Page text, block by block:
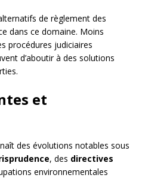
de règlement des
dans ce domaine. Moins
procédures judiciaires
d’aboutir à des solutions
et
des évolutions notables sous
, des directives
environnementales